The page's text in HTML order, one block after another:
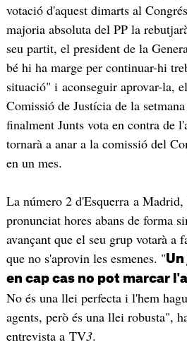
votació d'aquest dimarts al
majoria absoluta del PP la
seu partit, el president de la
bé hi ha marge per continuar-hi
situació" i aconseguir aprovar-la,
Comissió de Justícia de la
finalment Junts vota en contra de
tornarà a anar a la comissió del
en un mes.
La número 2 d'Esquerra a Madrid,
pronunciat hores abans de forma
avançant que el seu grup votarà a
que no s'aprovin les esmenes. "
en cap cas no pot marcar
No és una llei perfecta i l'hem
agents, però és una llei robusta",
entrevista a TV3.